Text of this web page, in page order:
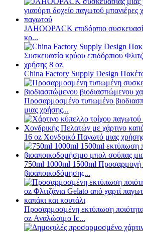
JAHOOPACK επιδόρπιο
κρ...
China Factory Supply Design
Προσαρμοσμένο τυπωμένο
μιας χρήσης...
16 oz Χονδρικό Παγωτό μιας
750ml 1000ml 1500ml Προσαρμογή
βιοαποικοδόμησης...
Προσαρμοσμένη εκτύπωση
oz Αναλώσιμο Ic...